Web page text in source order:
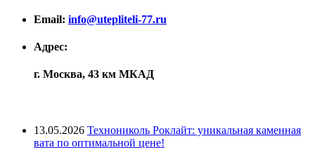
Email: info@utepliteli-77.ru
Адрес:
г. Москва, 43 км МКАД
13.05.2026 Технониколь Роклайт: уникальная каменная
вата по оптимальной цене!